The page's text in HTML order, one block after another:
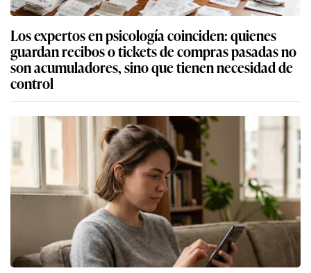
Los expertos en psicología coinciden: quienes
guardan recibos o tickets de compras pasadas no
son acumuladores, sino que tienen necesidad de
control